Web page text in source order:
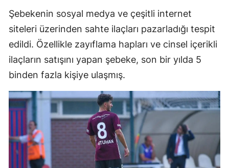
Şebekenin sosyal medya ve çeşitli internet
siteleri üzerinden sahte ilaçları pazarladığı tespit
edildi. Özellikle zayıflama hapları ve cinsel içerikli
ilaçların satışını yapan şebeke, son bir yılda 5
binden fazla kişiye ulaşmış.